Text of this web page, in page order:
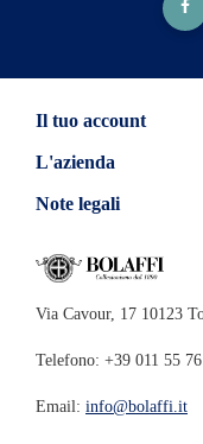
Il tuo account
L'azienda
Note legali
Via Cavour, 17 10123
Telefono: +39 011 55
Email: info@bolaffi.it